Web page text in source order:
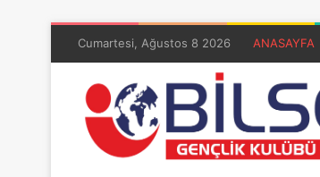
Cumartesi, Ağustos 8 2026 ANASAYFA